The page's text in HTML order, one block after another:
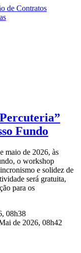
de Contratos
Fundo
maio de 2026, às
o workshop
e solidez de
será gratuita,
para os
08h38
de 2026, 08h42